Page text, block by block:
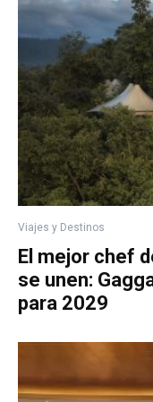
Viajes y Destinos
El mejor chef
se unen:
para 2029